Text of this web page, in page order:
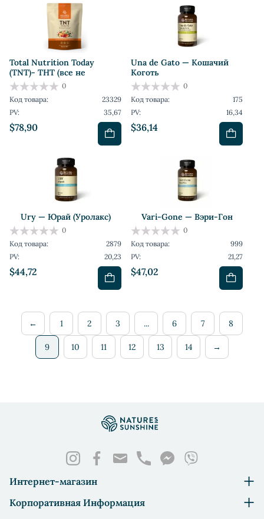
Total Nutrition Today
(TNT)- ТНТ (все не
$78,90
0
Код товара:
23329
PV:
35,67
Una de Gato — Кошачий
Коготь
$36,14
0
Код товара:
175
PV:
16,34
Ury — Юрай (Уролакс)
$44,72
0
Код товара:
2879
PV:
20,23
Vari-Gone — Вэри-Гон
$47,02
0
Код товара:
999
PV:
21,27
← 1 2 3 ... 6 7 8
9 10 11 12 13 14 →
Интернет-магазин
Корпоративная Информация